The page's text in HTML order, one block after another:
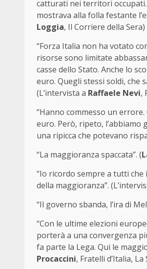
catturati nei territori
mostrava alla folla festante
Loggia, Il Corriere della Sera)
“Forza Italia non ha votato
risorse sono limitate
casse dello Stato. Anche lo
euro. Quegli stessi soldi, che
(L’intervista a Raffaele Nevi,
“Hanno commesso un
euro. Però, ripeto, l’abbiamo
una ripicca che potevano
“La maggioranza spaccata”. (
“Io ricordo sempre a tutti
della maggioranza”.
“Il governo sbanda, l’ira di
“Con le ultime elezioni
porterà a una convergenza
fa parte la Lega. Qui le
Procaccini, Fratelli d’Italia, La